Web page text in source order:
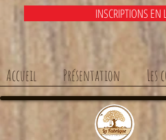
INSCRIPTIONS EN
Accueil Présentation Les